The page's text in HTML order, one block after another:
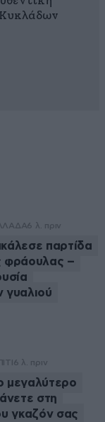
6 λ. πριν
παρτίδα
φράουλας –
γυαλιού
6 λ. πριν
μεγαλύτερο
στη
γκαζόν σας